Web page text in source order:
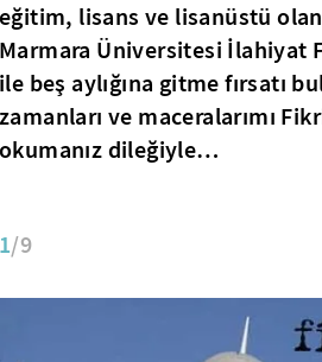
eğitim, lisans ve lisanüstü
Marmara Üniversitesi İlahiyat
ile beş aylığına gitme fırsatı
zamanları ve maceralarımı
okumanız dileğiyle…
1/9